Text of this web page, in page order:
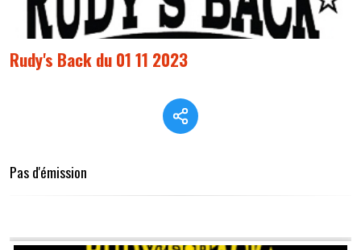
Rudy's Back du 01 11 2023
Pas d'émission